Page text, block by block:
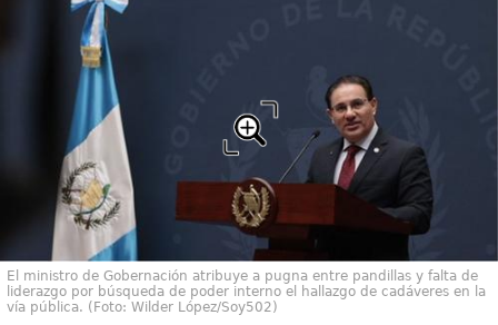
El ministro de Gobernación atribuye a pugna entre pandillas y falta de
liderazgo por búsqueda de poder interno el hallazgo de cadáveres en la
vía pública. (Foto: Wilder López/Soy502)